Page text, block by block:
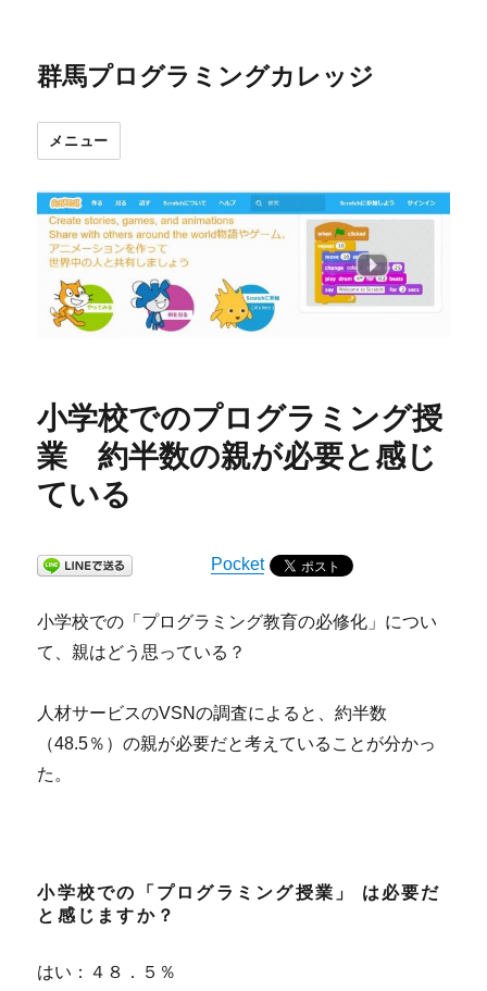
群馬プログラミングカレッジ
メニュー
小学校でのプログラミング授
業 約半数の親が必要と感じ
ている
Pocket
小学校での「プログラミング教育の必修化」につい
て、親はどう思っている？
人材サービスのVSNの調査によると、約半数
（48.5％）の親が必要だと考えていることが分かっ
た。
小学校での「プログラミング授業」 は必要だ
と感じますか？
はい：４８．５％